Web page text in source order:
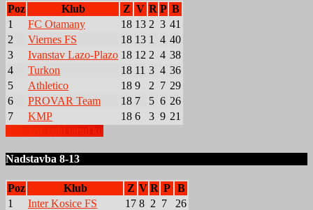
Poz Klub Z V R P B
1
FC Otamany 18 13 2 3 41
2
Viernes FS 18 13 1 4 40
3
Ivanstav Lazo-Plazo 18 12 2 4 38
4
Turkon 18 11 3 4 36
5
Athletico 18 9 2 7 29
6
PROVAR Team 18 7 5 6 26
7
KMP 18 6 3 9 21
Nadstavba 8-13
Poz Klub Z V R P B
1
Inter Kosice FS 17 8 2 7
26